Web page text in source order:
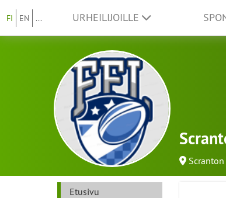
FI EN ... URHEILIJOILLE
Scranton
Etusivu